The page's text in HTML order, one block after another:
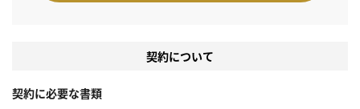
契約について
契約に必要な書類